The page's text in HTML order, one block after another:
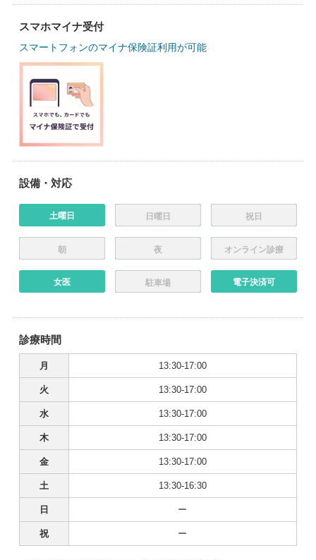
スマホマイナ受付
スマートフォンのマイナ保険証利用が可能
設備・対応
土曜日 日曜日 祝日
朝 夜 オンライン診療
女医 駐車場 電子決済可
診療時間
月 13:30-17:00
火 13:30-17:00
水 13:30-17:00
木 13:30-17:00
金 13:30-17:00
土 13:30-16:30
日 ー
祝 ー